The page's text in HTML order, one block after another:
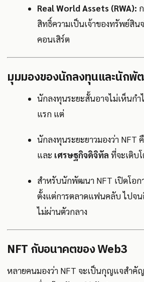
Real World Assets (RWA):
สิทธิ์ความเป็นเจ้าของทรัพย์สิน
คอนเสิร์ต
มุมมองของนักลงทุนและนักพั
นักลงทุนระยะสั้นอาจไม่เห็นกำ
แรก แต่
นักลงทุนระยะยาวมองว่า NFT
และ เศรษฐกิจดิจิทัล ที่จะเติบ
สำหรับนักพัฒนา NFT เปิดโอก
ตั้งแต่การตลาดแฟนคลับ ไปจ
ไม่ผ่านตัวกลาง
NFT กับอนาคตของ Web3
หลายคนมองว่า NFT จะเป็นกุญแจสำคั